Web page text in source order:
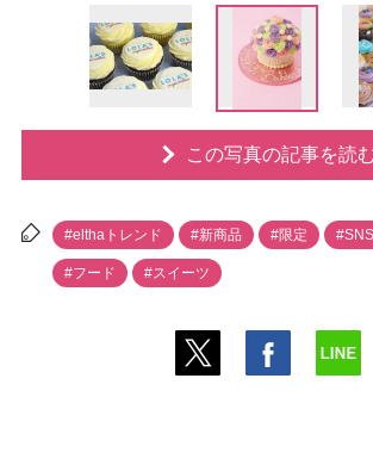
この写真の記事を読
#elthaトレンド #新商品 #限定
#フード #スイーツ